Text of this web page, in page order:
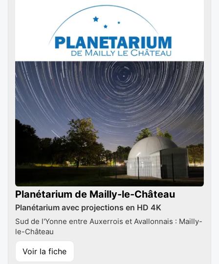
Planétarium de Mailly-le-Château
Planétarium avec projections en HD 4K
Sud de l'Yonne entre Auxerrois et Avallonnais : Mailly-
le-Château
Voir la fiche